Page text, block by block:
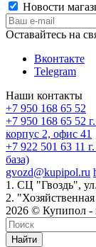
Новости
Оставайтесь на
Вконтакте
Telegram
Наши контакты
+7 950 168 65 52
+7 950 168 65 52
корпус 2, офис 41
+7 922 501 63 11
база)
gvozd@kupipol.ru
1. СЦ "Гвоздь",
2.
2026 © Купипол -
Найти